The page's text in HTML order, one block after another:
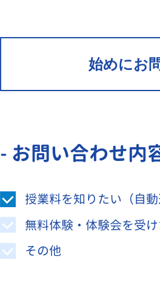
始めにお
- お問い合わせ内
授業料を知りたい（自
無料体験・体験会を受
その他